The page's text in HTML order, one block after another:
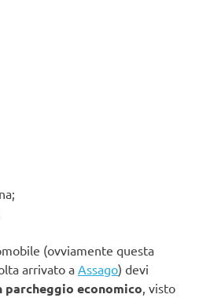
(ovviamente questa
arrivato a Assago) devi
parcheggio economico , visto